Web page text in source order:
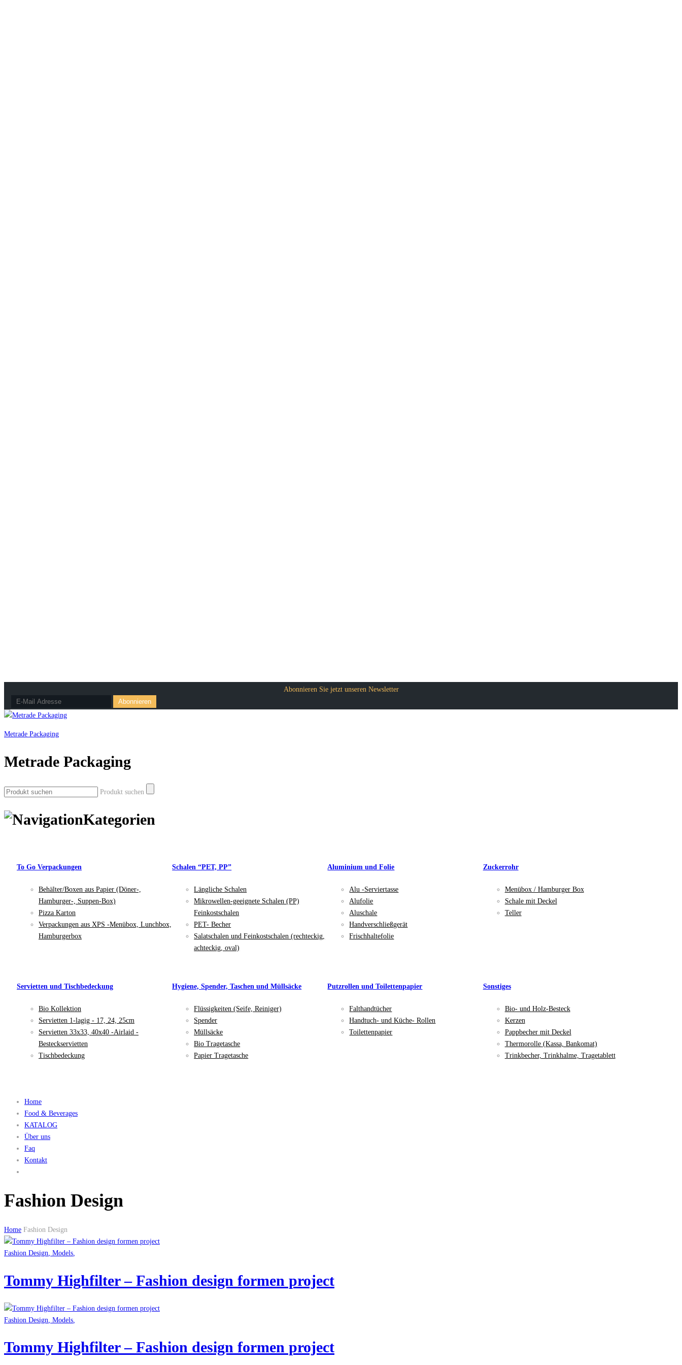
Abonnieren Sie jetzt unseren Newsletter
Metrade Packaging
Metrade Packaging
Produkt suchen
Kategorien
To Go Verpackungen
Behälter/Boxen aus Papier (Döner-,
Hamburger-, Suppen-Box)
Pizza Karton
Verpackungen aus XPS -Menübox, Lunchbox,
Hamburgerbox
Schalen “PET, PP”
Längliche Schalen
Mikrowellen-geeignete Schalen (PP)
Feinkostschalen
PET- Becher
Salatschalen und Feinkostschalen (rechteckig,
achteckig, oval)
Aluminium und Folie
Alu -Serviertasse
Alufolie
Aluschale
Handverschließgerät
Frischhaltefolie
Zuckerrohr
Menübox / Hamburger Box
Schale mit Deckel
Teller
Servietten und Tischbedeckung
Bio Kollektion
Servietten 1-lagig - 17, 24, 25cm
Servietten 33x33, 40x40 -Airlaid -
Besteckservietten
Tischbedeckung
Hygiene, Spender, Taschen und Müllsäcke
Flüssigkeiten (Seife, Reiniger)
Spender
Müllsäcke
Bio Tragetasche
Papier Tragetasche
Putzrollen und Toilettenpapier
Falthandtücher
Handtuch- und Küche- Rollen
Toilettenpapier
Sonstiges
Bio- und Holz-Besteck
Kerzen
Pappbecher mit Deckel
Thermorolle (Kassa, Bankomat)
Trinkbecher, Trinkhalme, Tragetablett
Home
Food & Beverages
KATALOG
Über uns
Faq
Kontakt
Fashion Design
Home Fashion Design
Fashion Design Models
Tommy Highfilter – Fashion design formen project
Fashion Design Models
Tommy Highfilter – Fashion design formen project